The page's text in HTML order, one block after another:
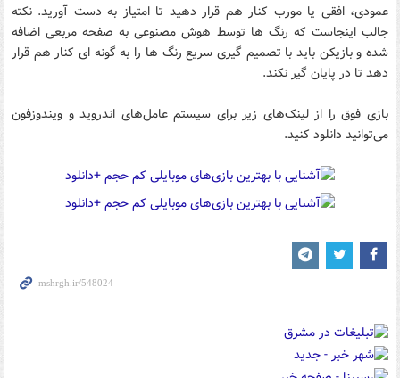
عمودی، افقی یا مورب کنار هم قرار دهید تا امتیاز به دست آورید. نکته
جالب اینجاست که رنگ ها توسط هوش مصنوعی به صفحه مربعی اضافه
شده و بازیکن باید با تصمیم گیری سریع رنگ ها را به گونه ای کنار هم قرار
دهد تا در پایان گیر نکند.
بازی‌ فوق را از لینک‌های زیر برای سیستم عامل‌های اندروید و ویندوزفون
می‌توانید دانلود کنید.